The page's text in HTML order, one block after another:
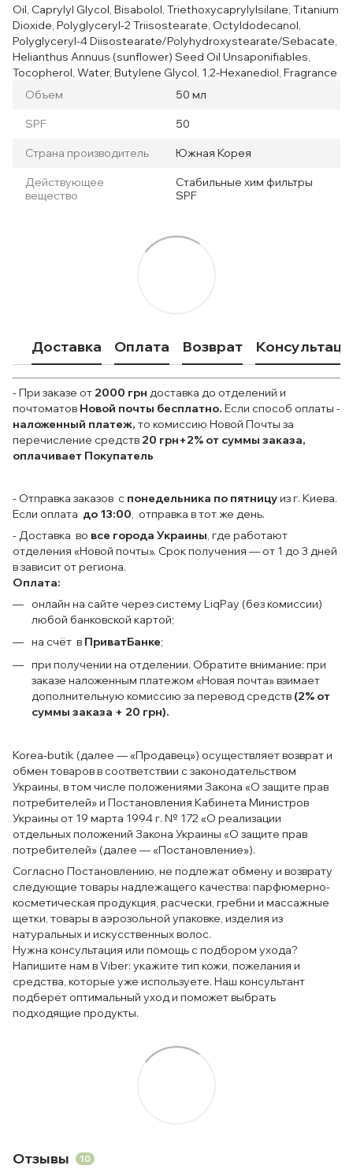
Oil, Caprylyl Glycol, Bisabolol, Triethoxycaprylylsilane, Titanium
Dioxide, Polyglyceryl-2 Triisostearate, Octyldodecanol,
Polyglyceryl-4 Diisostearate/Polyhydroxystearate/Sebacate,
Helianthus Annuus (sunflower) Seed Oil Unsaponifiables,
Tocopherol, Water, Butylene Glycol, 1,2-Hexanediol, Fragrance
Объем
50 мл
SPF 50
Страна производитель Южная Корея
Действующее
вещество
Стабильные хим фильтры
SPF
Доставка Оплата Возврат
- При заказе от 2000 грн доставка до отделений и
почтоматов Новой почты бесплатно. Если способ оплаты -
наложенный платеж, то комиссию Новой Почты за
перечисление средств 20 грн+2% от суммы заказа,
оплачивает Покупатель
- Отправка заказов с понедельника по пятницуиз г. Киева.
Если оплата до 13:00, отправка в тот же день.
- Доставка во все города Украины, где работают
отделения «Новой почты». Срок получения — от 1 до 3 дней
в зависит от региона.
Оплата:
онлайн на сайте через систему LiqPay (без комиссии)
любой банковской картой;
на счёт в ПриватБанке;
при получении на отделении. Обратите внимание: при
заказе наложенным платежом «Новая почта» взимает
дополнительную комиссию за перевод средств (2% от
суммы заказа + 20 грн).
Korea-butik (далее — «Продавец») осуществляет возврат и
обмен товаров в соответствии с законодательством
Украины, в том числе положениями Закона «О защите прав
потребителей» и Постановления Кабинета Министров
Украины от 19 марта 1994 г. № 172 «О реализации
отдельных положений Закона Украины «О защите прав
потребителей» (далее — «Постановление»).
Согласно Постановлению, не подлежат обмену и возврату
следующие товары надлежащего качества: парфюмерно-
косметическая продукция, расчески, гребни и массажные
щетки, товары в аэрозольной упаковке, изделия из
натуральных и искусственных волос.
Нужна консультация или помощь с подбором ухода?
Напишите нам в Viber: укажите тип кожи, пожелания и
средства, которые уже используете. Наш консультант
подберёт оптимальный уход и поможет выбрать
подходящие продукты.
Отзывы 10